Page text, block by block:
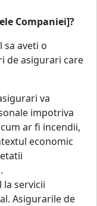
Companiei]?
sa aveti o
de asigurari care
va
impotriva
ar fi incendii,
economic
la servicii
Asigurarile de